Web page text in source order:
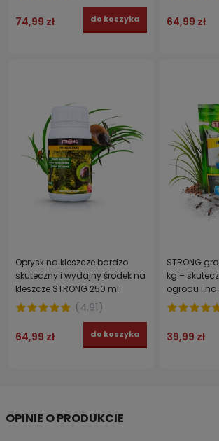
74,99 zł do koszyka 64,99 zł
Oprysk na kleszcze bardzo
skuteczny i wydajny środek na
kleszcze STRONG 250 ml
(4.91)
64,99 zł do koszyka
STRONG
kg –
ogrodu i na
mrówki
39,99 zł